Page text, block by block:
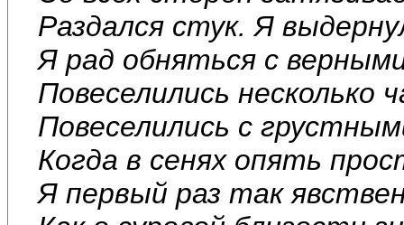
Раздался стук. Я
Я рад обняться с
Повеселились несколько
Повеселились с
Когда в сенях опять
Я первый раз так